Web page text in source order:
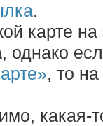
.
карте
однако
, то
какая-